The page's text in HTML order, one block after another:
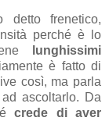
detto frenetico,
perché è lo
lunghissimi
è fatto di
così, ma parla
ascoltarlo. Da
crede di aver